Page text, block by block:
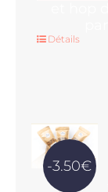
Détails
-3.50€